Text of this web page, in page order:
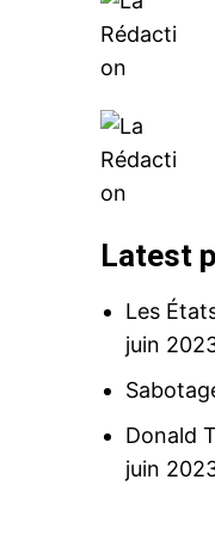
Latest
Les
juin
Donald
juin